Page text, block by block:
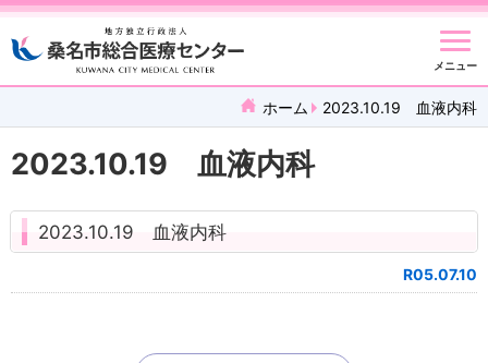
メニュー
ホーム 2023.10.19 血液内科
2023.10.19 血液内科
2023.10.19 血液内科
R05.07.10